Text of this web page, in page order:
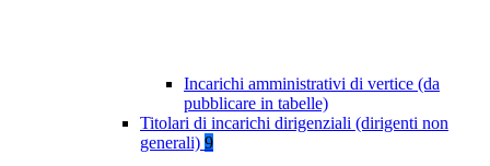
Incarichi amministrativi di vertice (da
pubblicare in tabelle)
Titolari di incarichi dirigenziali (dirigenti non
generali) 9